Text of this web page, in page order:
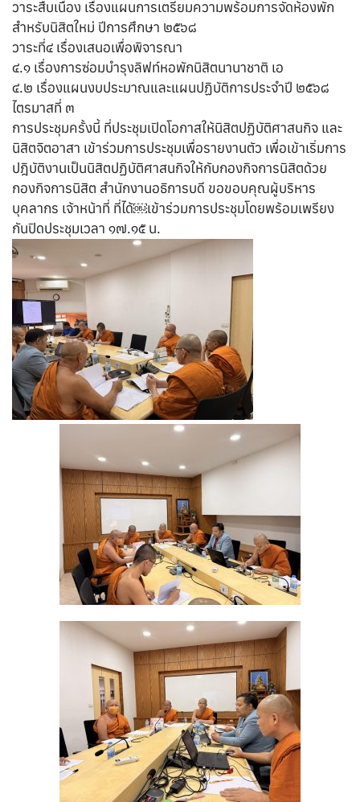
วาระสืบเนื่อง เรื่อง​แผนการเตรียมความพร้อมการจัดห้องพัก
สำหรับนิสิตใหม่ ปีการศึกษา ๒๕๖๘
วาระที่​๔ เรื่องเสนอเพื่อพิจารณา
​​๔.๑ เรื่อง​การซ่อมบำรุงลิฟท์หอพักนิสิตนานาชาติ เอ
​​๔.๒ เรื่อง​แผนงบประมาณและแผนปฏิบัติการประจำปี ๒๕๖๘
ไตรมาสที่ ๓
การประชุมครั้งนี้ ที่ประชุมเปิดโอกาสให้นิสิตปฏิบัติศาสนกิจ และ
นิสิตจิตอาสา เข้าร่วมการประชุมเพื่อรายงานตัว เพื่อเข้าเริ่มการ
ปฎิบัติงานเป็นนิสิตปฏิบัติศาสนกิจให้กับกองกิจการนิสิตด้วย
กองกิจการนิสิต สำนักงานอธิการบดี ขอขอบคุณผู้บริหาร
บุคลากร เจ้าหน้าที่ ที่ได้￼เข้าร่วมการประชุมโดยพร้อมเพรียง
กันปิดประชุมเวลา ๑๗.๑๕ น.